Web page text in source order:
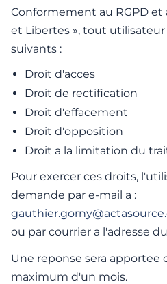
Conformement au RGPD et
et Libertes », tout
suivants :
Droit d'acces
Droit de rectification
Droit d'effacement
Droit d'opposition
Droit a la limitation du
Pour exercer ces droits,
demande par e-mail a :
ou par courrier a l'adresse
Une reponse sera apportee
maximum d'un mois.